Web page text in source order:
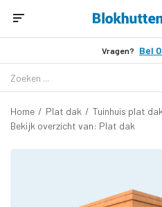
Vragen? Bel
Home / Plat dak / Tuinhuis plat
Bekijk overzicht van: Plat dak